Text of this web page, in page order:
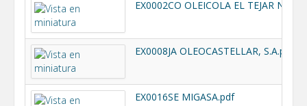
EX0008JA OLEOCASTELLAR, S.A.pdf
EX0016SE MIGASA.pdf